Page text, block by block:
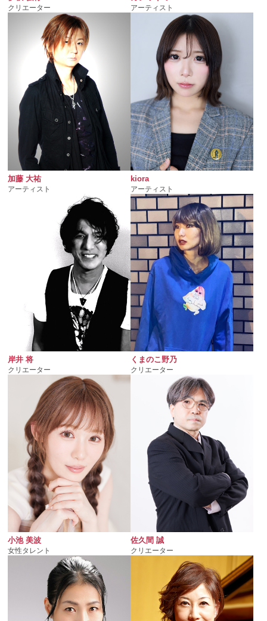
クリエーター アーティスト
加藤 大祐
アーティスト
kiora
アーティスト
岸井 将
クリエーター
くまのこ野乃
クリエーター
小池 美波
女性タレント
佐久間 誠
クリエーター